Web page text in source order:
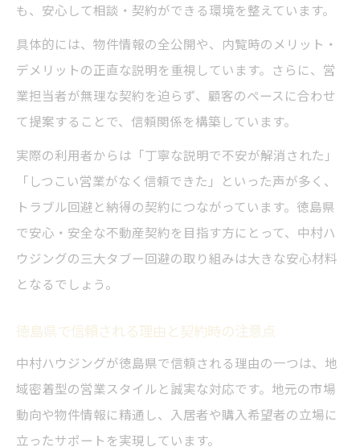
も、安心して相談・契約ができる環境を整えています。
具体的には、物件情報の全公開や、内覧時のメリット・
デメリットの正直な説明を重視しています。さらに、営
業担当者が無理な契約を迫らず、顧客のペースに合わせ
て提案することで、信頼関係を構築しています。
実際の利用者からは「丁寧な説明で不安が解消された」
「しつこい営業がなく信頼できた」といった声が多く、
トラブル回避と納得の契約につながっています。徳島県
で安心・安全な不動産契約を目指す方にとって、中村ハ
ウジングの三大タブー回避の取り組みは大きな安心材料
となるでしょう。
徳島県で信頼される理由と契約時の注意点
中村ハウジングが徳島県で信頼される理由の一つは、地
域密着型の営業スタイルと誠実な対応です。地元の市場
動向や物件情報に精通し、入居者や購入希望者の立場に
立ったサポートを実現しています。